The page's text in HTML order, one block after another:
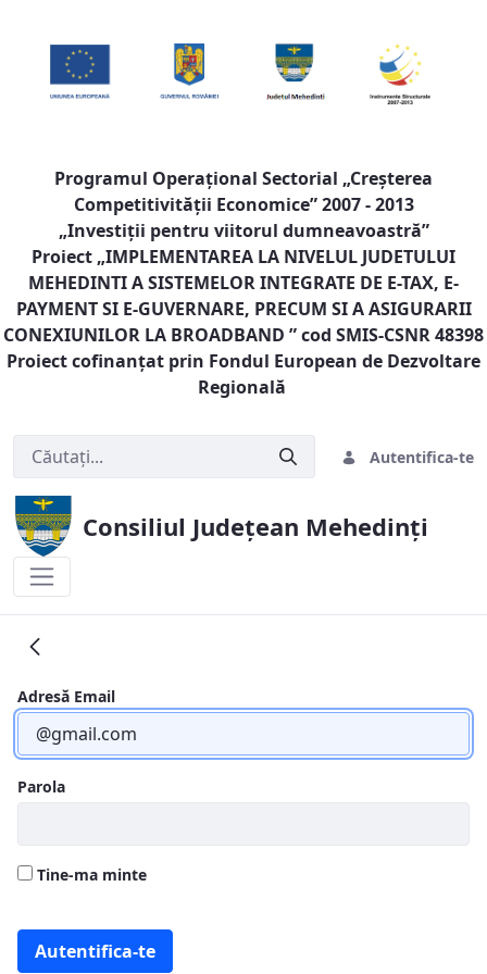
Programul Operaţional Sectorial „Creşterea
Competitivităţii Economice” 2007 - 2013
„Investiţii pentru viitorul dumneavoastră”
Proiect „IMPLEMENTAREA LA NIVELUL JUDETULUI
MEHEDINTI A SISTEMELOR INTEGRATE DE E-TAX, E-
PAYMENT SI E-GUVERNARE, PRECUM SI A ASIGURARII
CONEXIUNILOR LA BROADBAND ” cod SMIS-CSNR 48398
Proiect cofinanţat prin Fondul European de Dezvoltare
Regională
Autentifica-te
Consiliul Județean Mehedinți
Adresă Email
Parola
Tine-ma minte
Autentifica-te